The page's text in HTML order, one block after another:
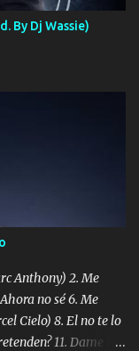
By Dj Wassie)
Anthony) 2. Me
no sé 6. Me
Cielo) 8. El no te lo
11. Dame la